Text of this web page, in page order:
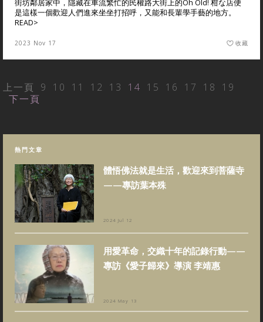
街坊鄰居家中，隱藏在車流繁忙的民權路大街上的Oh Old! 柑な店便
是這樣一個歡迎人們進來坐坐打招呼，又能和長輩學手藝的地方。
READ>
2023 Nov 17 收藏
上一頁 9 10 11 12 13 14 15 16 17 18
19
下一頁
熱門文章
體悟佛法就是生活，歡迎來到菩薩寺
——專訪葉本殊
2024 Jul 12
用愛革命，交織十年的記錄行動——
專訪《愛子歸來》導演 李靖惠
2024 May 13